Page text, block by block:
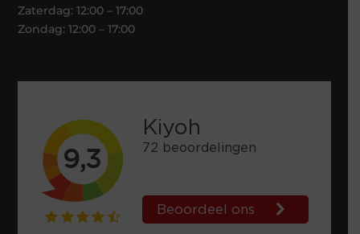
Zaterdag: 12:00 – 17:00
Zondag: 12:00 – 17:00